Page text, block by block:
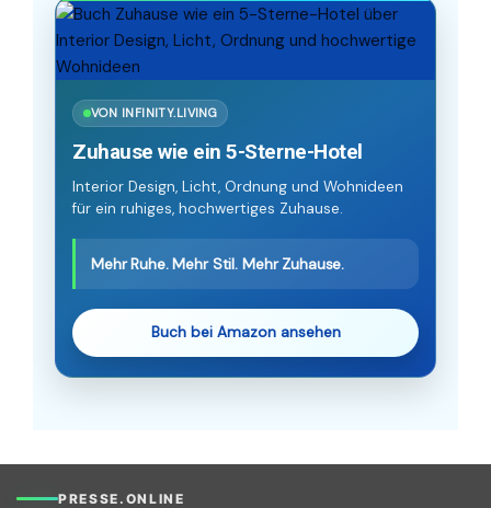
VON INFINITY.LIVING
Zuhause wie ein 5-Sterne-Hotel
Interior Design, Licht, Ordnung und Wohnideen
für ein ruhiges, hochwertiges Zuhause.
Mehr Ruhe. Mehr Stil. Mehr Zuhause.
Buch bei Amazon ansehen
PRESSE.ONLINE